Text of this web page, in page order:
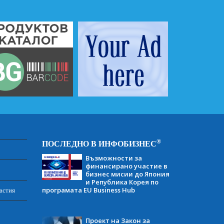
ПОСЛЕДНО В ИНФОБИЗНЕС®
Възможности за
финансирано участие в
бизнес мисии до Япония
и Република Корея по
програмата EU Business Hub
Проект на Закон за